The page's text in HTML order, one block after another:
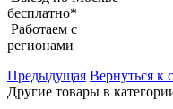
бесплатно*
Работаем с
регионами
Предыдущая Вернуться к
Другие товары в